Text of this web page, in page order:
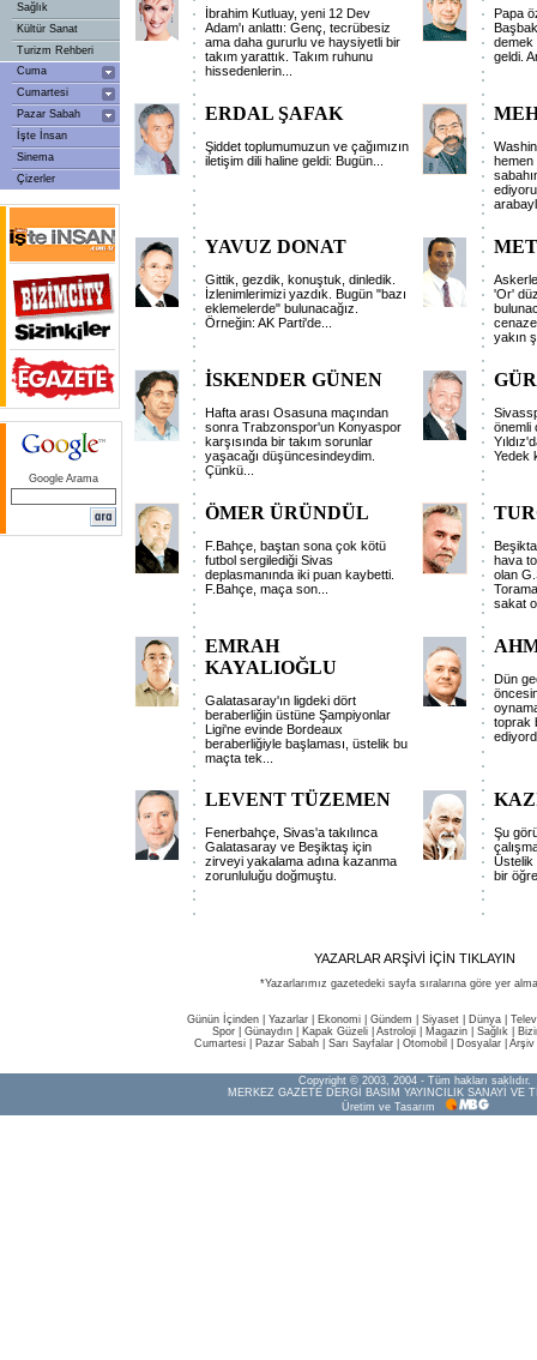
Sağlık
Kültür Sanat
Turizm Rehberi
Cuma
Cumartesi
Pazar Sabah
İşte İnsan
Sinema
Çizerler
Google Arama
İbrahim Kutluay, yeni 12 Dev
Adam'ı anlattı: Genç, tecrübesiz
ama daha gururlu ve haysiyetli bir
takım yarattık. Takım ruhunu
hissedenlerin...
Papa
demek
geldi.
ERDAL ŞAFAK
Şiddet toplumumuzun ve çağımızın
iletişim dili haline geldi: Bugün...
hemen
YAVUZ DONAT
Gittik, gezdik, konuştuk, dinledik.
İzlenimlerimizi yazdık. Bugün "bazı
eklemelerde" bulunacağız.
Örneğin: AK Parti'de...
'Or'
yakın
İSKENDER GÜNEN
Hafta arası Osasuna maçından
sonra Trabzonspor'un Konyaspor
karşısında bir takım sorunlar
yaşacağı düşüncesindeydim.
Çünkü...
önemli
Yedek
ÖMER ÜRÜNDÜL
F.Bahçe, baştan sona çok kötü
futbol sergilediği Sivas
deplasmanında iki puan kaybetti.
F.Bahçe, maça son...
hava
olan
sakat
EMRAH
KAYALIOĞLU
Galatasaray'ın ligdeki dört
beraberliğin üstüne Şampiyonlar
Ligi'ne evinde Bordeaux
beraberliğiyle başlaması, üstelik bu
maçta tek...
Dün
toprak
LEVENT TÜZEMEN
Fenerbahçe, Sivas'a takılınca
Galatasaray ve Beşiktaş için
zirveyi yakalama adına kazanma
zorunluluğu doğmuştu.
Şu
Üstelik
bir
YAZARLAR ARŞİVİ İÇİN TIKLAYIN
*Yazarlarımız gazetedeki sayfa sıralarına göre yer
Günün İçinden Yazarlar Ekonomi Gündem Siyaset Dünya |
Spor
Günaydın Kapak Güzeli Astroloji Magazin Sağlık
Cumartesi
Pazar Sabah Sarı Sayfalar Otomobil Dosyalar Arşiv
Copyright © 2003, 2004 - Tüm hakları saklıdır.
MERKEZ GAZETE DERGİ BASIM YAYINCILIK SANAYİ VE
Üretim ve Tasarım